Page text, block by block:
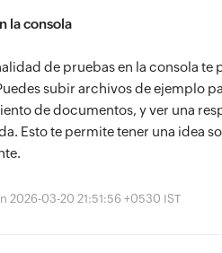
la consola
de pruebas en la consola
subir archivos de ejemplo
de documentos, y ver una
Esto te permite tener una idea
2026-03-20 21:51:56 +0530 IST